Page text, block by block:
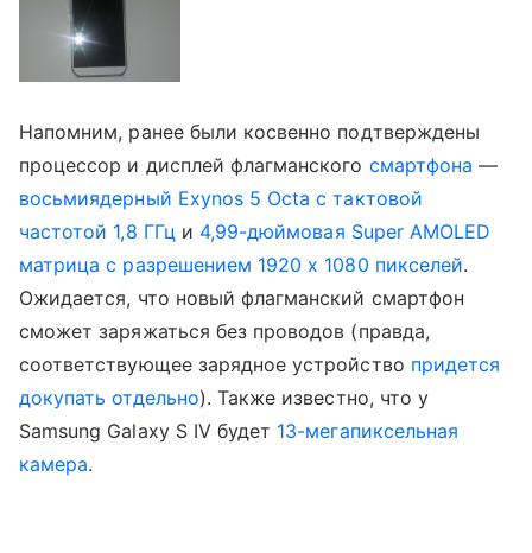
Напомним, ранее были косвенно подтверждены
процессор и дисплей флагманского смартфона —
восьмиядерный Exynos 5 Octa с тактовой
частотой 1,8 ГГц и 4,99-дюймовая Super AMOLED
матрица с разрешением 1920 х 1080 пикселей.
Ожидается, что новый флагманский смартфон
сможет заряжаться без проводов (правда,
соответствующее зарядное устройство придется
докупать отдельно). Также известно, что у
Samsung Galaxy S IV будет 13-мегапиксельная
камера.